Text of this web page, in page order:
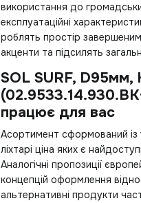
використання до
експлуатаційні
роблять простір
акценти та підсилять
SOL SURF, D95мм,
працює для вас
Асортимент сформований із
ліхтарі ціна яких є
Аналогічні пропозиції
концепцій оформлення
альтернативні продукти